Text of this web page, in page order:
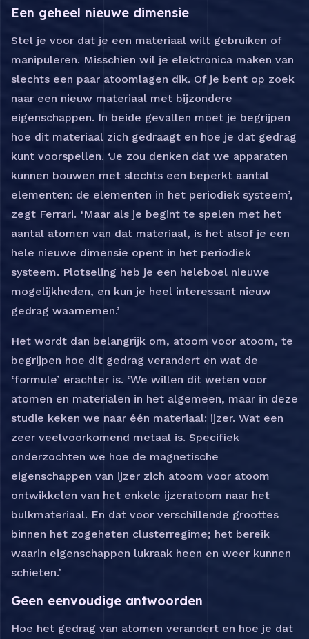
Een geheel nieuwe dimensie
Stel je voor dat je een materiaal wilt gebruiken of
manipuleren. Misschien wil je elektronica maken van
slechts een paar atoomlagen dik. Of je bent op zoek
naar een nieuw materiaal met bijzondere
eigenschappen. In beide gevallen moet je begrijpen
hoe dit materiaal zich gedraagt en hoe je dat gedrag
kunt voorspellen. ‘Je zou denken dat we apparaten
kunnen bouwen met slechts een beperkt aantal
elementen: de elementen in het periodiek systeem’,
zegt Ferrari. ‘Maar als je begint te spelen met het
aantal atomen van dat materiaal, is het alsof je een
hele nieuwe dimensie opent in het periodiek
systeem. Plotseling heb je een heleboel nieuwe
mogelijkheden, en kun je heel interessant nieuw
gedrag waarnemen.’
Het wordt dan belangrijk om, atoom voor atoom, te
begrijpen hoe dit gedrag verandert en wat de
‘formule’ erachter is. ‘We willen dit weten voor
atomen en materialen in het algemeen, maar in deze
studie keken we naar één materiaal: ijzer. Wat een
zeer veelvoorkomend metaal is. Specifiek
onderzochten we hoe de magnetische
eigenschappen van ijzer zich atoom voor atoom
ontwikkelen van het enkele ijzeratoom naar het
bulkmateriaal. En dat voor verschillende groottes
binnen het zogeheten clusterregime; het bereik
waarin eigenschappen lukraak heen en weer kunnen
schieten.’
Geen eenvoudige antwoorden
Hoe het gedrag van atomen verandert en hoe je dat